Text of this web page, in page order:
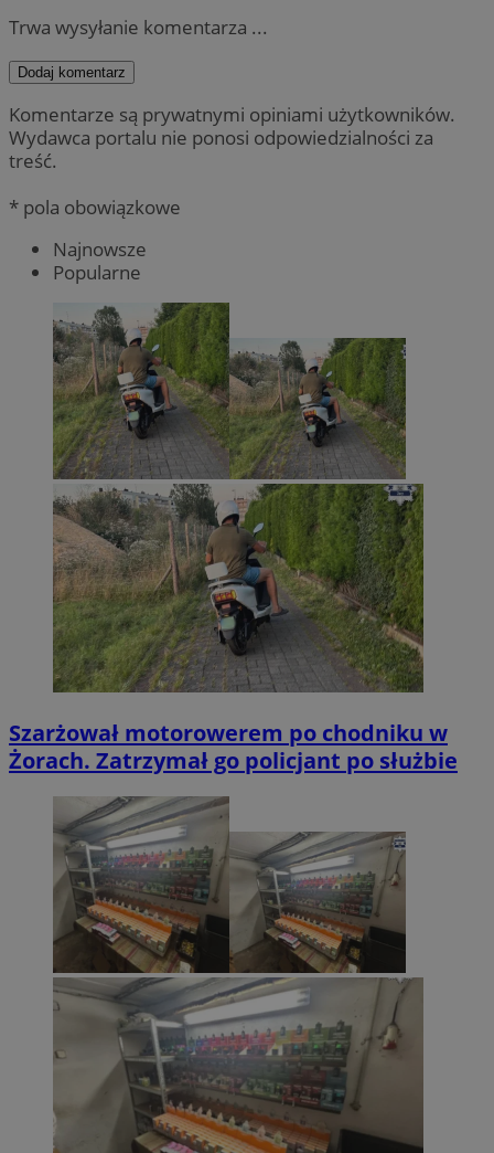
Trwa wysyłanie komentarza ...
Dodaj komentarz
Komentarze są prywatnymi opiniami użytkowników.
Wydawca portalu nie ponosi odpowiedzialności za
treść.
* pola obowiązkowe
Najnowsze
Popularne
Szarżował motorowerem po chodniku w
Żorach. Zatrzymał go policjant po służbie